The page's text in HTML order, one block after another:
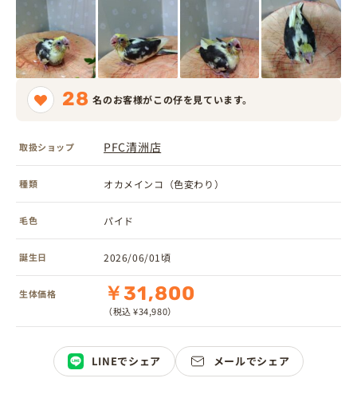
28 名のお客様がこの仔を見ています。
取扱ショップ PFC清洲店
種類 オカメインコ（色変わり）
毛色 パイド
誕生日 2026/06/01頃
生体価格 ￥31,800
（税込 ¥34,980）
LINEでシェア メールでシェア